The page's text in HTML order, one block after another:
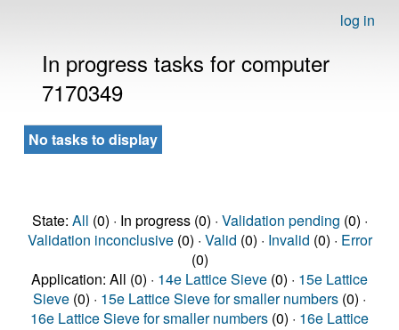
log in
In progress tasks for computer
7170349
No tasks to display
State: All (0) · In progress (0) · Validation pending (0) ·
Validation inconclusive(0) · Valid (0) · Invalid (0) · Error
(0)
Application: All (0) · 14e Lattice Sieve (0) · 15e Lattice
Sieve (0) · 15e Lattice Sieve for smaller numbers (0) ·
16e Lattice Sieve for smaller numbers (0) · 16e Lattice